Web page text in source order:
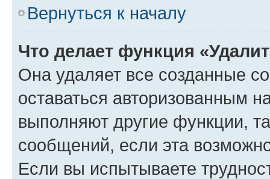
Вернуться к началу
Что делает функция
Она удаляет все созданные
оставаться авторизованным
выполняют другие функции,
сообщений, если эта
Если вы испытываете